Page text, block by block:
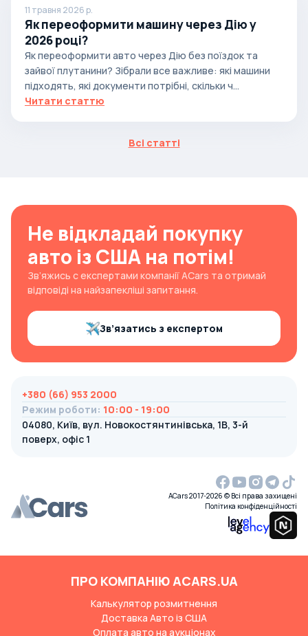
11 травня 2026 р.
Як переоформити машину через Дію у
2026 році?
Як переоформити авто через Дію без поїздок та
зайвої плутанини? Зібрали все важливе: які машини
підходять, які документи потрібні, скільки ч...
Читати статтю
Всі статті
Не відкладай покупку
авто із США на потім!
Зв’яжись с експертами компанії ACars та отримай
відповіді на найзапекліші запитання.
Зв’язатись з експертом
+380 (66) 953 2000
Режим роботи: 10:00 - 19:00
04080, Київ, вул. Новокостянтинівська, 1В, 3-й
поверх, офіс 1
ACars 2017-2026 © Всі права захищені
Політика конфіденційності
ПРО КОМПАНІЮ ACARS.UA
Калькулятор розмитнення
Доставка Авто із США
Оплата авто на аукціонах